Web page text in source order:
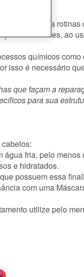
expostos a
constantes, ao
químicoscomo
isso é necessário
que façam a
para sua
fria, pelo
e hidratados.
possuem essa
com uma
utilize pelo